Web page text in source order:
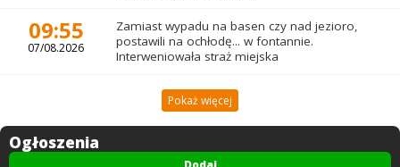
09:55
07/08.2026
Zamiast wypadu na basen czy nad jezioro,
postawili na ochłodę... w fontannie.
Interweniowała straż miejska
Pokaż więcej
Ogłoszenia